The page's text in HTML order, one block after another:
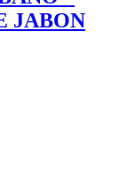
JABON